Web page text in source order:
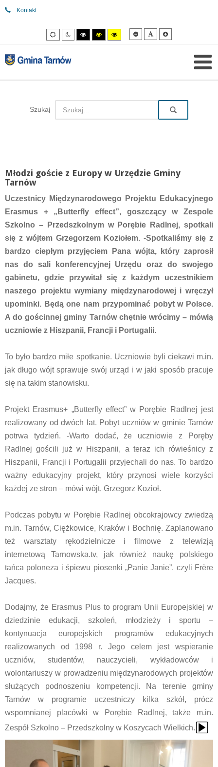
Kontakt
Tryb
domyślny
Tryb
nocny
Tryb
wysokiego
kontrastu
Tryb
wysokiego
kontrastu
Tryb
wysokiego
kontrastu
Mniejsza
czcionka
Domyślna
czcionka
Szukaj
Młodzi goście z Europy w Urzędzie Gminy
Tarnów
Uczestnicy Międzynarodowego Projektu Edukacyjnego
Erasmus + „Butterfly effect”, goszczący w Zespole
Szkolno – Przedszkolnym w Porębie Radlnej, spotkali
się z wójtem Grzegorzem Koziołem. -Spotkaliśmy się z
bardzo ciepłym przyjęciem Pana wójta, który zaprosił
nas do sali konferencyjnej Urzędu oraz do swojego
gabinetu, gdzie przywitał się z każdym uczestnikiem
naszego projektu wymiany międzynarodowej i wręczył
upominki. Będą one nam przypominać pobyt w Polsce.
A do gościnnej gminy Tarnów chętnie wrócimy – mówią
uczniowie z Hiszpanii, Francji i Portugalii.
To było bardzo miłe spotkanie. Uczniowie byli ciekawi m.in.
jak długo wójt sprawuje swój urząd i w jaki sposób pracuje
się na takim stanowisku.
Projekt Erasmus+ „Butterfly effect” w Porębie Radlnej jest
realizowany od dwóch lat. Pobyt uczniów w gminie Tarnów
potrwa tydzień. -Warto dodać, że uczniowie z Poręby
Radlnej gościli już w Hiszpanii, a teraz ich rówieśnicy z
Hiszpanii, Francji i Portugalii przyjechali do nas. To bardzo
ważny edukacyjny projekt, który przynosi wiele korzyści
każdej ze stron – mówi wójt, Grzegorz Kozioł.
Podczas pobytu w Porębie Radlnej obcokrajowcy zwiedzą
m.in. Tarnów, Ciężkowice, Kraków i Bochnię. Zaplanowano
też warsztaty rękodzielnicze i filmowe z telewizją
internetową Tarnowska.tv, jak również naukę polskiego
tańca poloneza i śpiewu piosenki „Panie Janie”, czyli Frère
Jacques.
Dodajmy, że Erasmus Plus to program Unii Europejskiej w
dziedzinie edukacji, szkoleń, młodzieży i sportu –
kontynuacja europejskich programów edukacyjnych
realizowanych od 1998 r. Jego celem jest wspieranie
uczniów, studentów, nauczycieli, wykładowców i
wolontariuszy w prowadzeniu międzynarodowych projektów
służących podnoszeniu kompetencji. Na terenie gminy
Tarnów w programie uczestniczy kilka szkół, prócz
wspomnianej placówki w Porębie Radlnej, także m.in.
Zespół Szkolno – Przedszkolny w Koszycach Wielkich.
{Play}